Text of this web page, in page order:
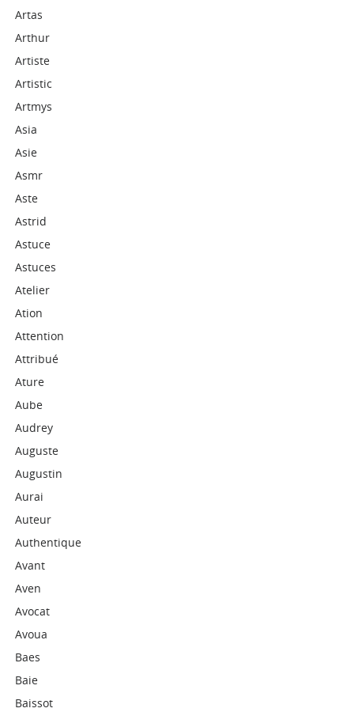
Artas
Arthur
Artiste
Artistic
Artmys
Asia
Asie
Asmr
Aste
Astrid
Astuce
Astuces
Atelier
Ation
Attention
Attribué
Ature
Aube
Audrey
Auguste
Augustin
Aurai
Auteur
Authentique
Avant
Aven
Avocat
Avoua
Baes
Baie
Baissot